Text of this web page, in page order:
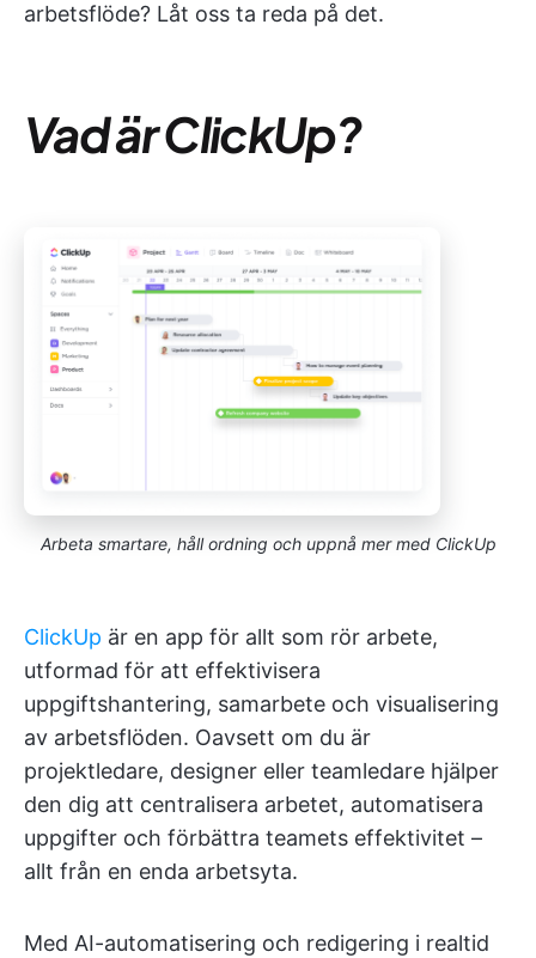
arbetsflöde? Låt oss ta reda på det.
Vad är ClickUp?
Arbeta smartare, håll ordning och uppnå mer med ClickUp
ClickUp är en app för allt som rör arbete,
utformad för att effektivisera
uppgiftshantering, samarbete och visualisering
av arbetsflöden. Oavsett om du är
projektledare, designer eller teamledare hjälper
den dig att centralisera arbetet, automatisera
uppgifter och förbättra teamets effektivitet –
allt från en enda arbetsyta.
Med AI-automatisering och redigering i realtid